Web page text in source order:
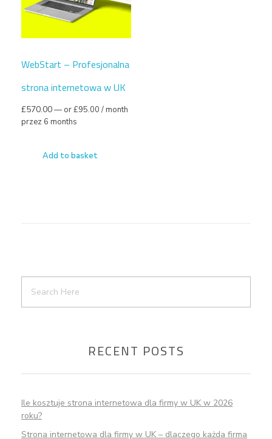
WebStart – Profesjonalna
strona internetowa w UK
£570.00— or£95.00 / month
przez 6 months
Add to basket
RECENT POSTS
Ile kosztuje strona internetowa dla firmy w UK w 2026
roku?
Strona internetowa dla firmy w UK – dlaczego każda firma